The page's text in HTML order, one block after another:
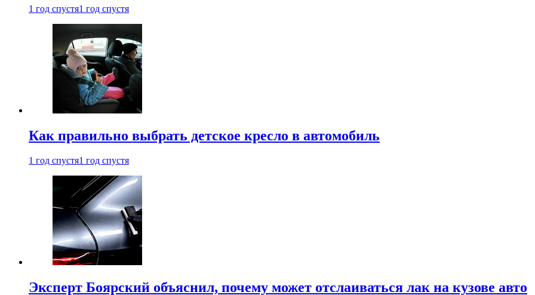
1 год спустя1 год спустя
Как правильно выбрать детское кресло в автомобиль
1 год спустя1 год спустя
Эксперт Боярский объяснил, почему может отслаиваться лак на кузове авто